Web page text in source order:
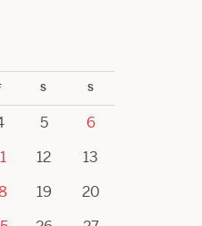
S S
5
6
12
13
19
20